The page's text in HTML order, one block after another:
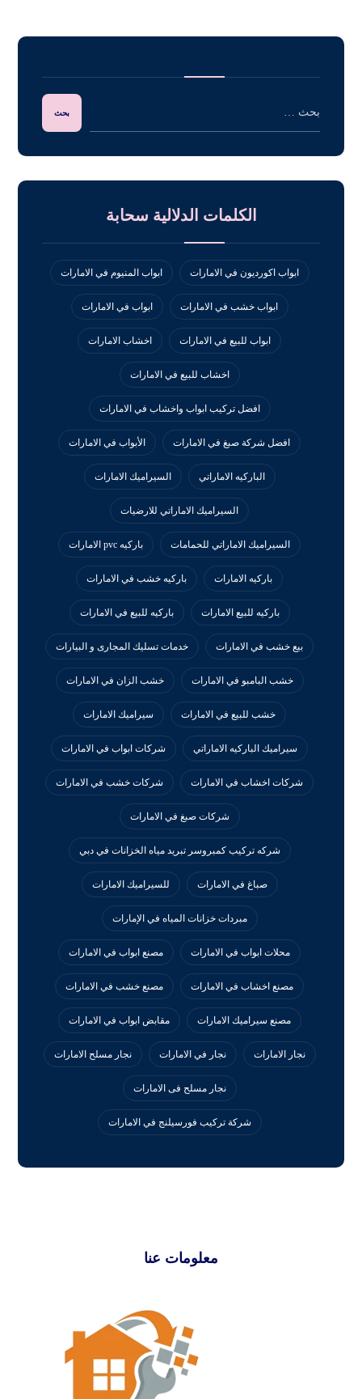
الكلمات الدلالية سحابة
ابواب اكورديون في الامارات ابواب المنيوم في الامارات
ابواب خشب في الامارات ابواب في الامارات
ابواب للبيع في الامارات اخشاب الامارات
اخشاب للبيع في الامارات
افضل تركيب ابواب واخشاب في الامارات
افضل شركة صبغ في الامارات الأبواب في الامارات
الباركيه الاماراتي السيراميك الامارات
السيراميك الاماراتي للارضيات
السيراميك الاماراتي للحمامات باركيه pvc الامارات
باركيه الامارات باركيه خشب في الامارات
باركيه للبيع الامارات باركيه للبيع في الامارات
بيع خشب في الامارات خدمات تسليك المجارى و البيارات
خشب البامبو في الامارات خشب الزان في الامارات
خشب للبيع في الامارات سيراميك الامارات
سيراميك الباركيه الاماراتي شركات ابواب في الامارات
شركات اخشاب في الامارات شركات خشب في الامارات
شركات صبغ في الامارات
شركه تركيب كمبروسر تبريد مياه الخزانات في دبي
صباغ في الامارات للسيراميك الامارات
مبردات خزانات المياه في الإمارات
محلات ابواب في الامارات مصنع ابواب في الامارات
مصنع اخشاب في الامارات مصنع خشب في الامارات
مصنع سيراميك الامارات مقابض ابواب في الامارات
نجار الامارات نجار في الامارات نجار مسلح الامارات
نجار مسلح فى الامارات
‏شركة تركيب فورسيلنج في الامارات
معلومات عنا